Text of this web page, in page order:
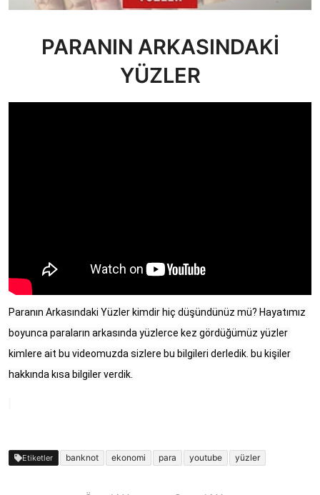
PARANIN ARKASINDAKİ
YÜZLER
Paranın Arkasındaki Yüzler kimdir hiç düşündünüz mü? Hayatımız
boyunca paraların arkasında yüzlerce kez gördüğümüz yüzler
kimlere ait bu videomuzda sizlere bu bilgileri derledik. bu kişiler
hakkında kısa bilgiler verdik.
Etiketler banknot ekonomi para youtube yüzler